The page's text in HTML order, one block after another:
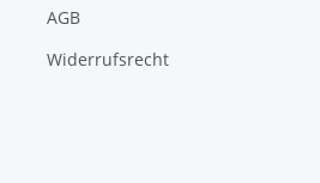
AGB
Widerrufsrecht